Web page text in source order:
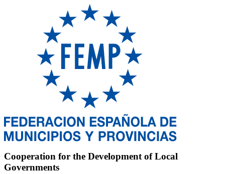
Cooperation for the Development of Local
Governments